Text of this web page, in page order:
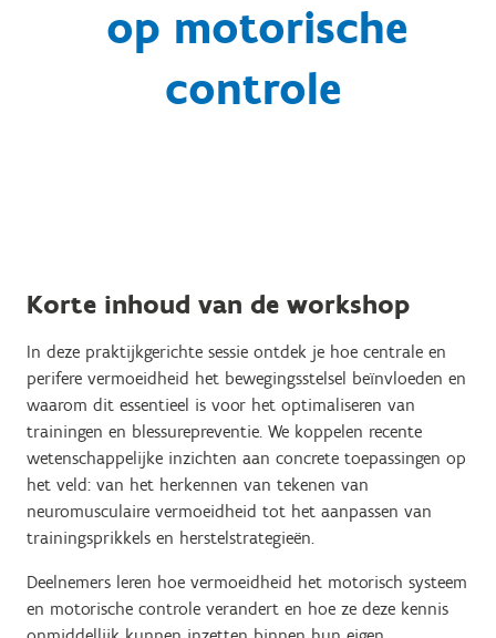
op motorische
controle
Korte inhoud van de workshop
In deze praktijkgerichte sessie ontdek je hoe centrale en
perifere vermoeidheid het bewegingsstelsel beïnvloeden en
waarom dit essentieel is voor het optimaliseren van
trainingen en blessurepreventie. We koppelen recente
wetenschappelijke inzichten aan concrete toepassingen op
het veld: van het herkennen van tekenen van
neuromusculaire vermoeidheid tot het aanpassen van
trainingsprikkels en herstelstrategieën.
Deelnemers leren hoe vermoeidheid het motorisch systeem
en motorische controle verandert en hoe ze deze kennis